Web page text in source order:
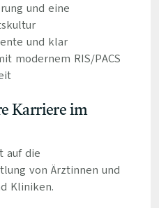
und eine
und klar
modernem RIS/PACS
Karriere im
auf die
von Ärztinnen und
Kliniken.